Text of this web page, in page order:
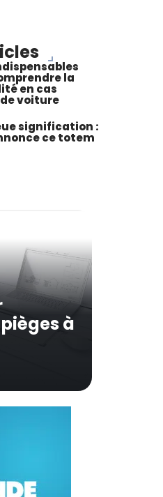
la
en cas
voiture
signification :
ce totem
à